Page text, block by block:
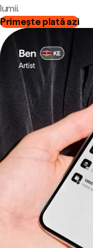
lumii.
Primește plată azi